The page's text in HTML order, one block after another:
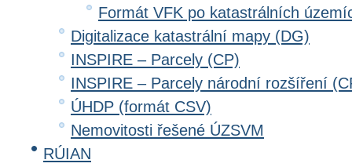
Formát VFK po katastrálních
Digitalizace katastrální mapy (DG)
INSPIRE – Parcely (CP)
INSPIRE – Parcely národní rozšíření
ÚHDP (formát CSV)
Nemovitosti řešené ÚZSVM
RÚIAN